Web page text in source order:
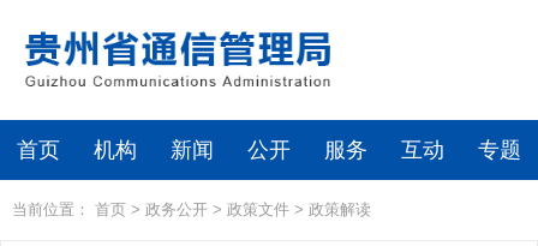
首页 机构 新闻 公开 服务 互动 专题
当前位置： 首页 > 政务公开 > 政策文件 > 政策解读